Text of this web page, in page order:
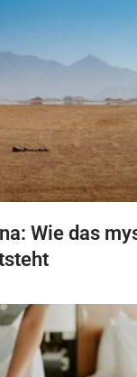
Wie das